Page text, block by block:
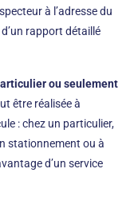
à l’adresse du
rapport détaillé
ou seulement
être réalisée à
: chez un particulier,
stationnement ou à
d’un service